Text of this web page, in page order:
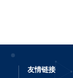
友情链接